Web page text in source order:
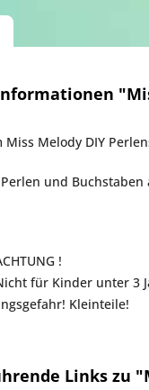
Miss Melody DIY
und
!
für Kinder unter 3
Kleinteile!
Links zu